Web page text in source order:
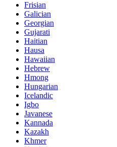
Frisian
Galician
Georgian
Gujarati
Haitian
Hausa
Hawaiian
Hebrew
Hmong
Hungarian
Icelandic
Igbo
Javanese
Kannada
Kazakh
Khmer